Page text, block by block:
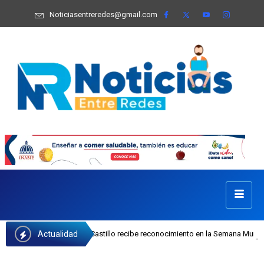
Noticiasentreredes@gmail.com
Actualidad
Josefa Castillo recibe reconocimiento en la Semana Mundial de la